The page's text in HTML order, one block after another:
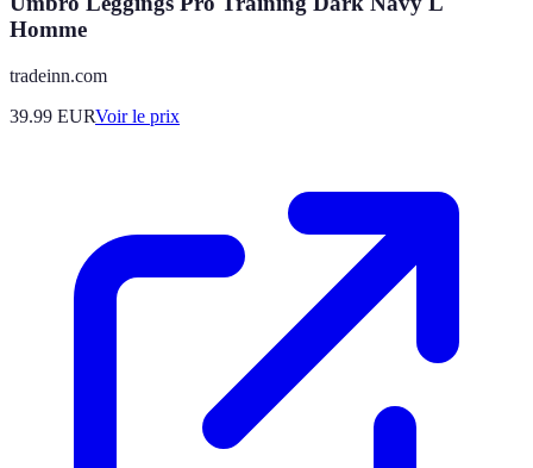
Homme
tradeinn.com
39.99 EURVoir le prix